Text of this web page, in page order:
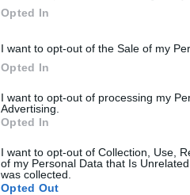
Opted In
I want to opt-out of the Sale of my
Opted In
I want to opt-out of processing my
Advertising.
Opted In
I want to opt-out of Collection, Use,
of my Personal Data that Is
was collected.
Opted Out